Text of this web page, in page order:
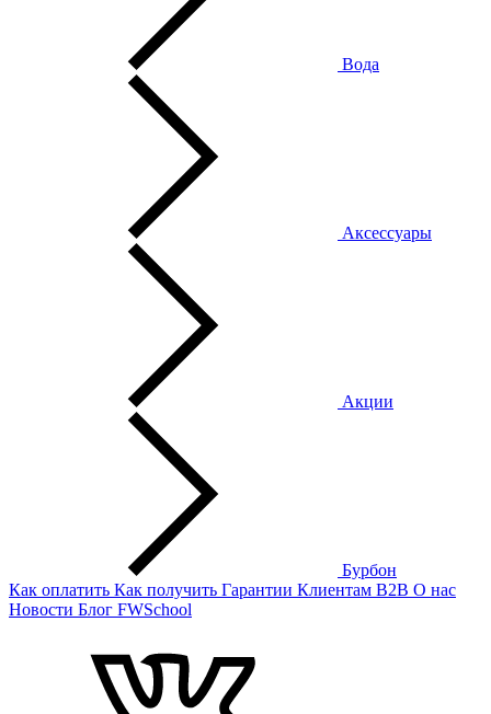
Вода
Аксессуары
Акции
Бурбон
Как оплатить Как получить Гарантии Клиентам B2B О нас
Новости Блог FWSchool